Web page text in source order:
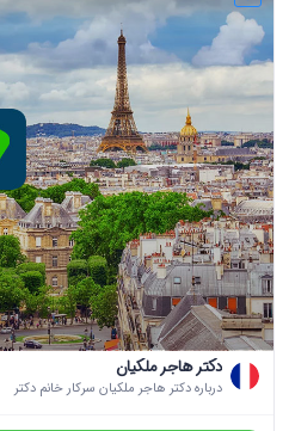
دکتر هاجر ملکیان
درباره دکتر هاجر ملکیان سرکار خانم دکتر